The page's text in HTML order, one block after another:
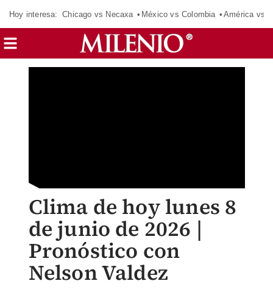
Hoy interesa: Chicago vs Necaxa México vs Colombia América vs
Clima de hoy lunes 8
de junio de 2026 |
Pronóstico con
Nelson Valdez